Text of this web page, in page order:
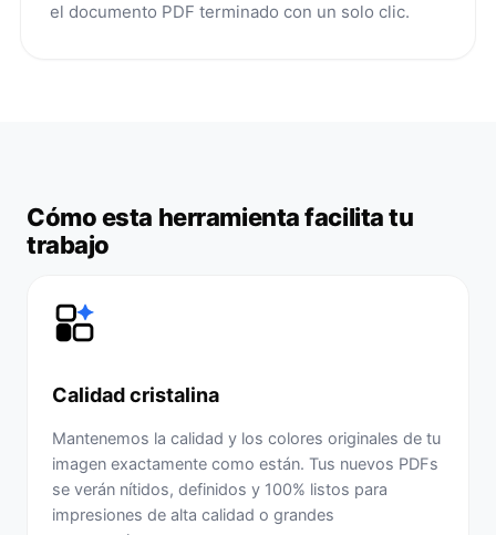
el documento PDF terminado con un solo clic.
Cómo esta herramienta facilita tu
trabajo
Calidad cristalina
Mantenemos la calidad y los colores originales de tu
imagen exactamente como están. Tus nuevos PDFs
se verán nítidos, definidos y 100% listos para
impresiones de alta calidad o grandes